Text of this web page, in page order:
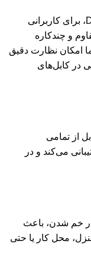
کابل USB-C گرین لاین مدل Digital Display، برای کاربرانی
و چندکاره
امکان نظارت دقیق
در کابل‌های
وات، این کابل از تمامی
می‌کند و در
خم شدن، باعث
محل کار یا حتی